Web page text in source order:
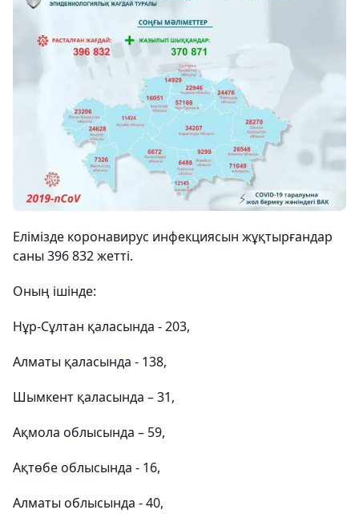
Елімізде коронавирус инфекциясын жұқтырғандар
саны 396 832 жетті.
Оның ішінде:
Нұр-Сұлтан қаласында - 203,
Алматы қаласында - 138,
Шымкент қаласында – 31,
Ақмола облысында – 59,
Ақтөбе облысында - 16,
Алматы облысында - 40,